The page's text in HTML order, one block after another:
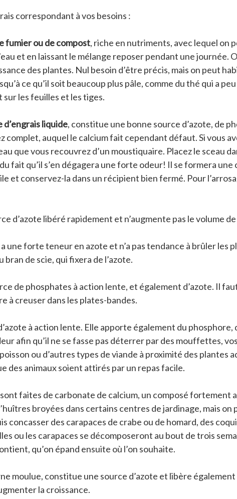
correspondant à vos besoins :
fumier ou de compost, riche en nutriments, avec lequel on
et en laissant le mélange reposer pendant une
des plantes. Nul besoin d’être précis, mais on peut
ce qu’il soit beaucoup plus pâle, comme du thé qui a
les feuilles et les tiges.
d’engrais liquide, constitue une bonne source d’azote, de
complet, auquel le calcium fait cependant défaut. Si vous
que vous recouvrez d’un moustiquaire. Placez le sceau
fait qu’il s’en dégagera une forte odeur! Il se formera
et conservez-la dans un récipient bien fermé. Pour
d’azote libéré rapidement et n’augmente pas le volume
a une forte teneur en azote et n’a pas tendance à brûler
de scie, qui fixera de l’azote.
de phosphates à action lente, et également d’azote. Il
à creuser dans les plates-bandes.
à action lente. Elle apporte également du
afin qu’il ne se fasse pas déterrer par des mouffettes,
ou d’autres types de viande à proximité des plantes
des animaux soient attirés par un repas facile.
sont faites de carbonate de calcium, un composé fortement
broyées dans certains centres de jardinage, mais
concasser des carapaces de crabe ou de homard, des
ou les carapaces se décomposeront au bout de trois
qu’on épand ensuite où l’on souhaite.
moulue, constitue une source d’azote et libère
la croissance.